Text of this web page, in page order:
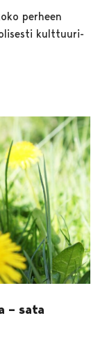
perheen
kulttuuri-
– sata